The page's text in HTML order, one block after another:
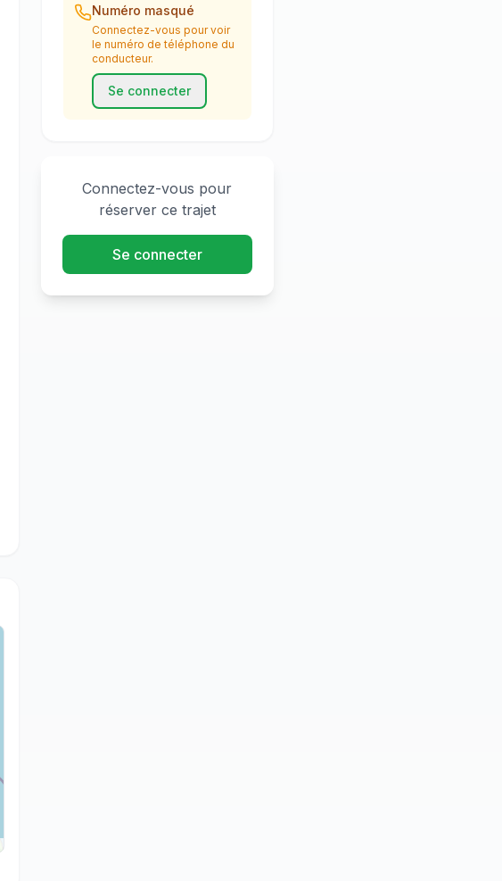
Numéro masqué
Connectez-vous pour voir
le numéro de téléphone du
conducteur.
Se connecter
Connectez-vous pour
réserver ce trajet
Se connecter